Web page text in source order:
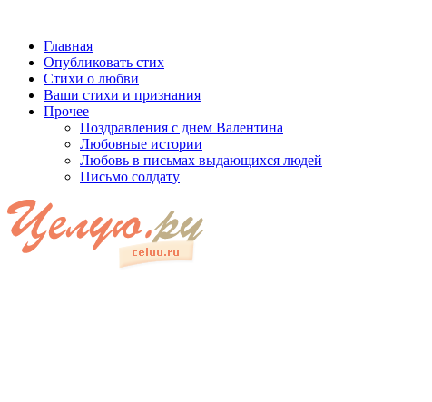
Главная
Опубликовать стих
Стихи о любви
Ваши стихи и признания
Прочее
Поздравления с днем Валентина
Любовные истории
Любовь в письмах выдающихся людей
Письмо солдату